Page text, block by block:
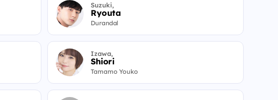
Suzuki,
Ryouta
Durandal
Izawa,
Shiori
Tamamo Youko